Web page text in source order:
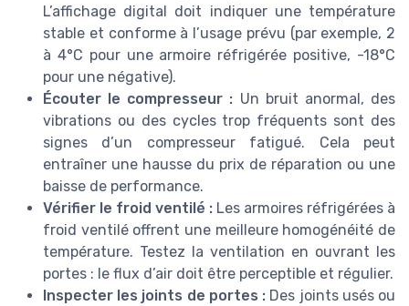
L’affichage digital doit indiquer une température
stable et conforme à l’usage prévu (par exemple, 2
à 4°C pour une armoire réfrigérée positive, -18°C
pour une négative).
Écouter le compresseur : Un bruit anormal, des
vibrations ou des cycles trop fréquents sont des
signes d’un compresseur fatigué. Cela peut
entraîner une hausse du prix de réparation ou une
baisse de performance.
Vérifier le froid ventilé : Les armoires réfrigérées à
froid ventilé offrent une meilleure homogénéité de
température. Testez la ventilation en ouvrant les
portes : le flux d’air doit être perceptible et régulier.
Inspecter les joints de portes : Des joints usés ou